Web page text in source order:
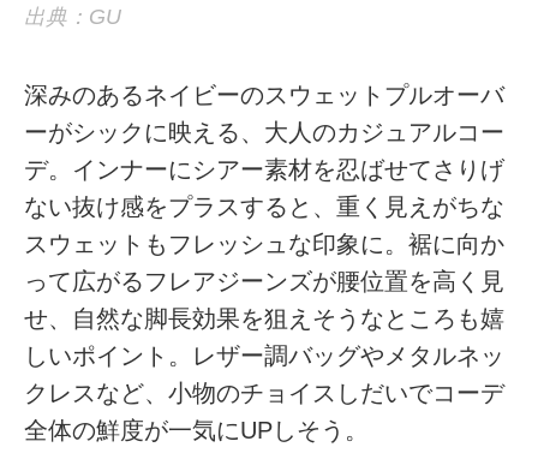
出典：GU
深みのあるネイビーのスウェットプルオーバ
ーがシックに映える、大人のカジュアルコー
デ。インナーにシアー素材を忍ばせてさりげ
ない抜け感をプラスすると、重く見えがちな
スウェットもフレッシュな印象に。裾に向か
って広がるフレアジーンズが腰位置を高く見
せ、自然な脚長効果を狙えそうなところも嬉
しいポイント。レザー調バッグやメタルネッ
クレスなど、小物のチョイスしだいでコーデ
全体の鮮度が一気にUPしそう。